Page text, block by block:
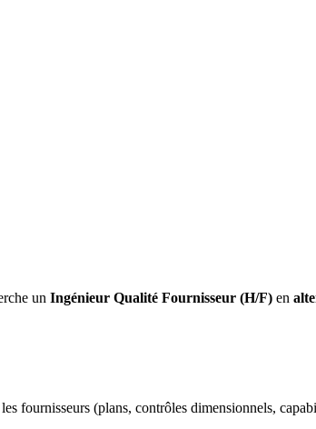
un Ingénieur Qualité Fournisseur (H/F) en
fournisseurs (plans, contrôles dimensionnels,